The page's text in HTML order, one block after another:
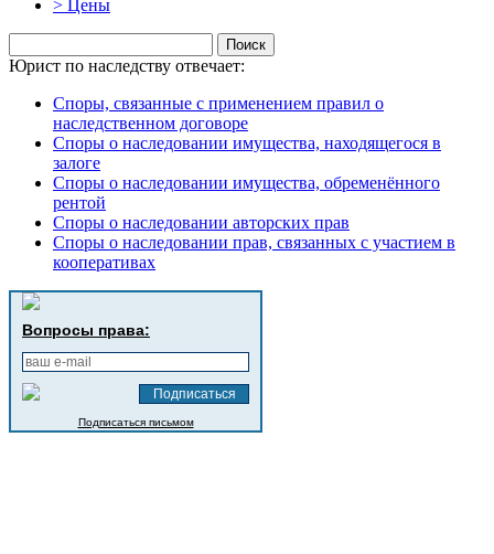
> Цены
Юрист по наследству отвечает:
Споры, связанные с применением правил о
наследственном договоре
Споры о наследовании имущества, находящегося в
залоге
Споры о наследовании имущества, обременённого
рентой
Споры о наследовании авторских прав
Споры о наследовании прав, связанных с участием в
кооперативах
Вопросы права:
Подписаться письмом